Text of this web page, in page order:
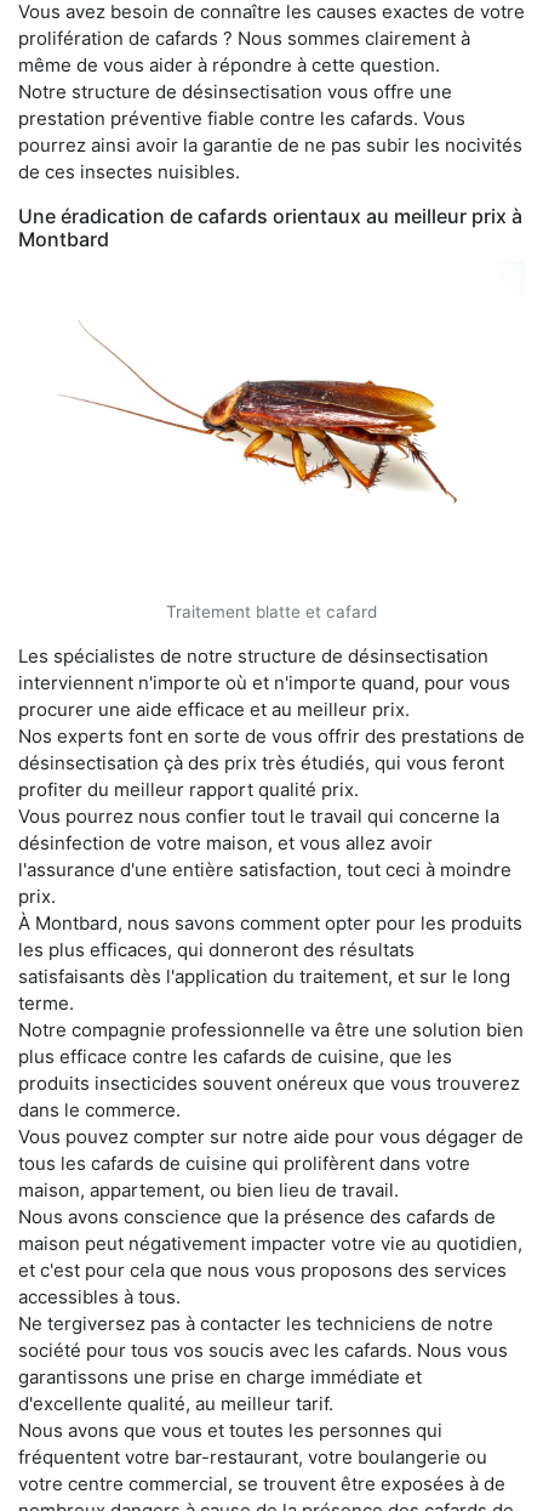
Vous avez besoin de connaître les causes exactes de votre
prolifération de cafards ? Nous sommes clairement à
même de vous aider à répondre à cette question.
Notre structure de désinsectisation vous offre une
prestation préventive fiable contre les cafards. Vous
pourrez ainsi avoir la garantie de ne pas subir les nocivités
de ces insectes nuisibles.
Une éradication de cafards orientaux au meilleur prix à
Montbard
Traitement blatte et cafard
Les spécialistes de notre structure de désinsectisation
interviennent n'importe où et n'importe quand, pour vous
procurer une aide efficace et au meilleur prix.
Nos experts font en sorte de vous offrir des prestations de
désinsectisation çà des prix très étudiés, qui vous feront
profiter du meilleur rapport qualité prix.
Vous pourrez nous confier tout le travail qui concerne la
désinfection de votre maison, et vous allez avoir
l'assurance d'une entière satisfaction, tout ceci à moindre
prix.
À Montbard, nous savons comment opter pour les produits
les plus efficaces, qui donneront des résultats
satisfaisants dès l'application du traitement, et sur le long
terme.
Notre compagnie professionnelle va être une solution bien
plus efficace contre les cafards de cuisine, que les
produits insecticides souvent onéreux que vous trouverez
dans le commerce.
Vous pouvez compter sur notre aide pour vous dégager de
tous les cafards de cuisine qui prolifèrent dans votre
maison, appartement, ou bien lieu de travail.
Nous avons conscience que la présence des cafards de
maison peut négativement impacter votre vie au quotidien,
et c'est pour cela que nous vous proposons des services
accessibles à tous.
Ne tergiversez pas à contacter les techniciens de notre
société pour tous vos soucis avec les cafards. Nous vous
garantissons une prise en charge immédiate et
d'excellente qualité, au meilleur tarif.
Nous avons que vous et toutes les personnes qui
fréquentent votre bar-restaurant, votre boulangerie ou
votre centre commercial, se trouvent être exposées à de